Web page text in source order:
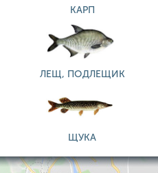
КАРП
ЛЕЩ, ПОДЛЕЩИК
ЩУКА